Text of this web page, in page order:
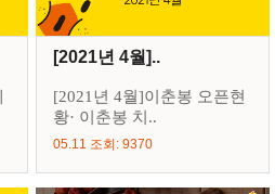
[2021년 4월]..
[2021년 4월]이춘봉 오픈현
황· 이춘봉 치..
05.11 조회: 9370